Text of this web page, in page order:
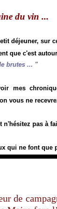
du vin ...
déjeuner, sur
que c'est
brutes ... "
mes
vous ne
n'hésitez pas à
qui ne font
de